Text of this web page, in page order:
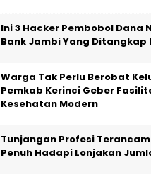
Ini 3 Hacker Pembobol Dana
Bank Jambi Yang Ditangkap
Warga Tak Perlu Berobat
Pemkab Kerinci Geber
Kesehatan Modern
Tunjangan Profesi
Penuh Hadapi Lonjakan